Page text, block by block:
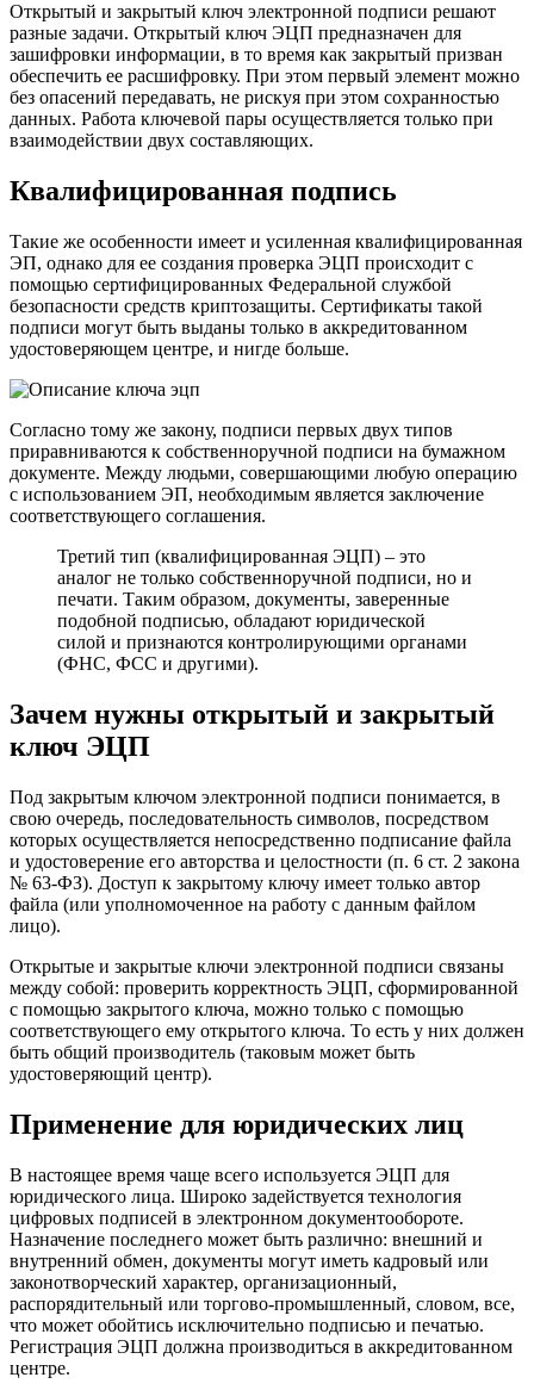
Открытый и закрытый ключ электронной подписи решают
разные задачи. Открытый ключ ЭЦП предназначен для
зашифровки информации, в то время как закрытый призван
обеспечить ее расшифровку. При этом первый элемент можно
без опасений передавать, не рискуя при этом сохранностью
данных. Работа ключевой пары осуществляется только при
взаимодействии двух составляющих.
Квалифицированная подпись
Такие же особенности имеет и усиленная квалифицированная
ЭП, однако для ее создания проверка ЭЦП происходит с
помощью сертифицированных Федеральной службой
безопасности средств криптозащиты. Сертификаты такой
подписи могут быть выданы только в аккредитованном
удостоверяющем центре, и нигде больше.
Согласно тому же закону, подписи первых двух типов
приравниваются к собственноручной подписи на бумажном
документе. Между людьми, совершающими любую операцию
с использованием ЭП, необходимым является заключение
соответствующего соглашения.
Третий тип (квалифицированная ЭЦП) – это
аналог не только собственноручной подписи, но и
печати. Таким образом, документы, заверенные
подобной подписью, обладают юридической
силой и признаются контролирующими органами
(ФНС, ФСС и другими).
Зачем нужны открытый и закрытый
ключ ЭЦП
Под закрытым ключом электронной подписи понимается, в
свою очередь, последовательность символов, посредством
которых осуществляется непосредственно подписание файла
и удостоверение его авторства и целостности (п. 6 ст. 2 закона
№ 63-ФЗ). Доступ к закрытому ключу имеет только автор
файла (или уполномоченное на работу с данным файлом
лицо).
Открытые и закрытые ключи электронной подписи связаны
между собой: проверить корректность ЭЦП, сформированной
с помощью закрытого ключа, можно только с помощью
соответствующего ему открытого ключа. То есть у них должен
быть общий производитель (таковым может быть
удостоверяющий центр).
Применение для юридических лиц
В настоящее время чаще всего используется ЭЦП для
юридического лица. Широко задействуется технология
цифровых подписей в электронном документообороте.
Назначение последнего может быть различно: внешний и
внутренний обмен, документы могут иметь кадровый или
законотворческий характер, организационный,
распорядительный или торгово-промышленный, словом, все,
что может обойтись исключительно подписью и печатью.
Регистрация ЭЦП должна производиться в аккредитованном
центре.